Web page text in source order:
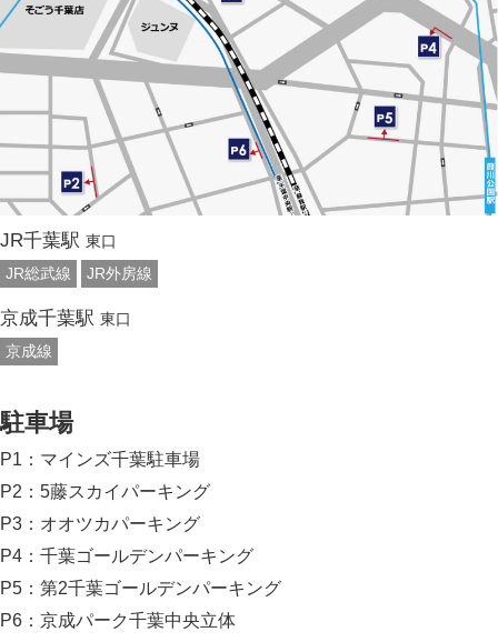
JR千葉駅 東口
JR総武線
JR外房線
京成千葉駅 東口
京成線
駐車場
P1：マインズ千葉駐車場
P2：5藤スカイパーキング
P3：オオツカパーキング
P4：千葉ゴールデンパーキング
P5：第2千葉ゴールデンパーキング
P6：京成パーク千葉中央立体